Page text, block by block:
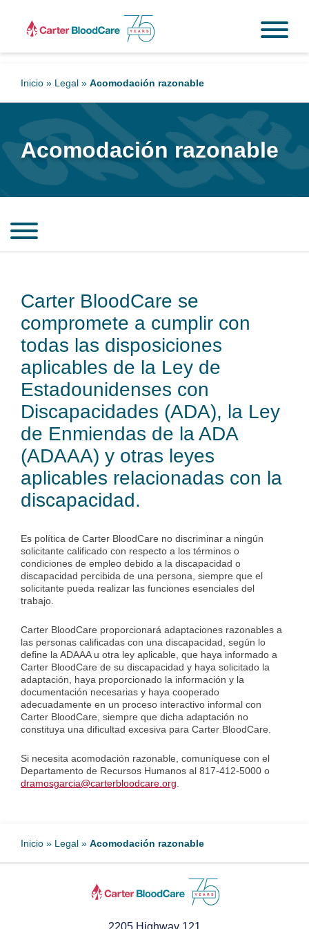
Inicio » Legal » Acomodación razonable
Acomodación razonable
Carter BloodCare se
compromete a cumplir con
todas las disposiciones
aplicables de la Ley de
Estadounidenses con
Discapacidades (ADA), la Ley
de Enmiendas de la ADA
(ADAAA) y otras leyes
aplicables relacionadas con la
discapacidad.
Es política de Carter BloodCare no discriminar a ningún
solicitante calificado con respecto a los términos o
condiciones de empleo debido a la discapacidad o
discapacidad percibida de una persona, siempre que el
solicitante pueda realizar las funciones esenciales del
trabajo.
Carter BloodCare proporcionará adaptaciones razonables a
las personas calificadas con una discapacidad, según lo
define la ADAAA u otra ley aplicable, que haya informado a
Carter BloodCare de su discapacidad y haya solicitado la
adaptación, haya proporcionado la información y la
documentación necesarias y haya cooperado
adecuadamente en un proceso interactivo informal con
Carter BloodCare, siempre que dicha adaptación no
constituya una dificultad excesiva para Carter BloodCare.
Si necesita acomodación razonable, comuníquese con el
Departamento de Recursos Humanos al 817-412-5000 o
dramosgarcia@carterbloodcare.org
Inicio » Legal » Acomodación razonable
2205 Highway 121